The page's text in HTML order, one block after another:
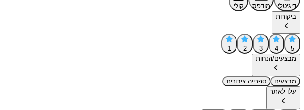
דיגיטלי מודפס
קולי
ביקורות
5
4
3
2
1
מבצעים/הנחות
מבצעים
ספרייה ציבורית
עלו לאתר